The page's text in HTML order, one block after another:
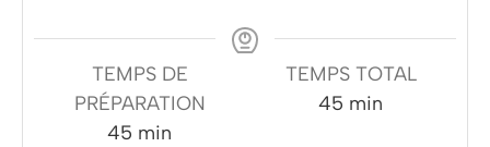
TEMPS DE
PRÉPARATION
45 minutes
min
TEMPS TOTAL
45 minutes
min